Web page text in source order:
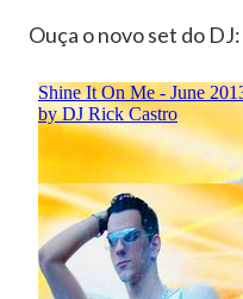
Ouça o novo set do DJ: